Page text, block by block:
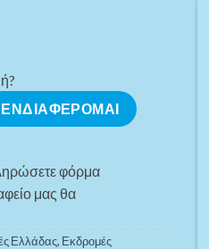
- NEAΠΟΛΗ ΛΑΚΩΝΙΑΣ -
ΕΝΔΙΑΦΕΡΟΜΑΙ
φόρμα
μας θα
Ελλάδας, Εκδρομές